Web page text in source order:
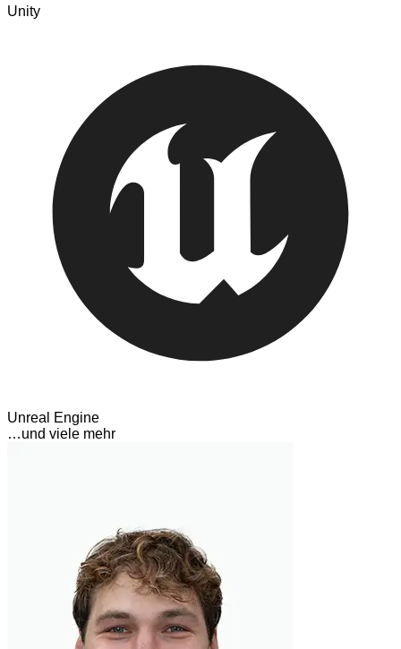
Unity
Unreal Engine
…und viele mehr